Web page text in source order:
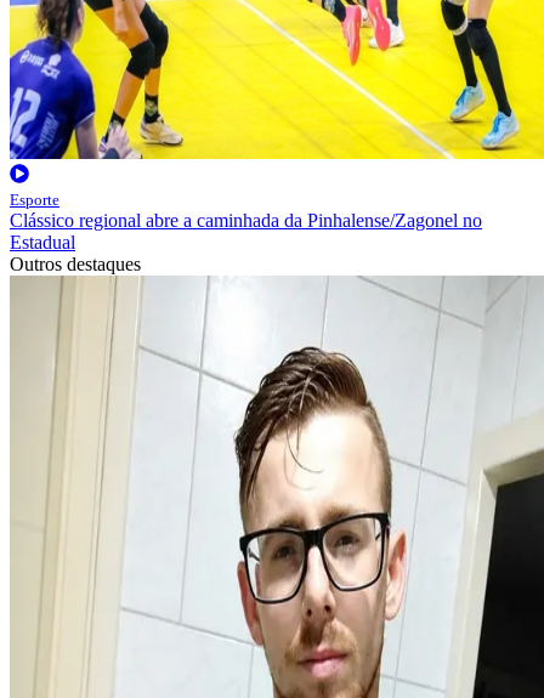
Esporte
Clássico regional abre a caminhada da Pinhalense/Zagonel no
Estadual
Outros destaques